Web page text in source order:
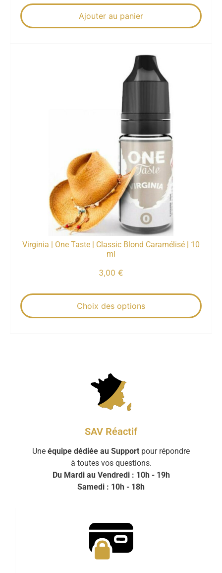
Ajouter au panier
Virginia | One Taste | Classic Blond Caramélisé | 10
ml
3,00 €
Choix des options
SAV Réactif
Une équipe dédiée au Support pour répondre
à toutes vos questions.
Du Mardi au Vendredi : 10h - 19h
Samedi : 10h - 18h